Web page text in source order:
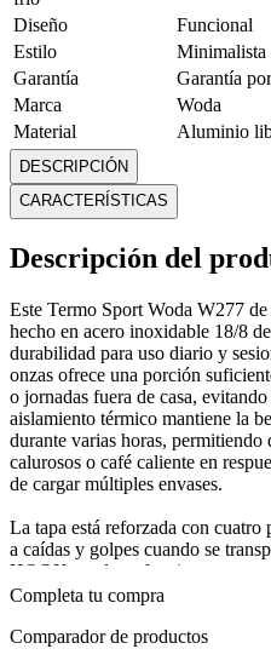
Diseño
Funcional
Estilo
Minimalista
Garantía
Garantía
Marca
Woda
Material
Aluminio
Medidas
Modelo
Unidades
1
DESCRIPCIÓN
CARACTERÍSTICAS
Descripción del
Este Termo Sport Woda W277
hecho en acero inoxidable 18/8
durabilidad para uso diario y
onzas ofrece una porción
o jornadas fuera de casa,
aislamiento térmico mantiene la
durante varias horas,
calurosos o café caliente en
de cargar múltiples envases.
La tapa está reforzada con cuatro
a caídas y golpes cuando se
HOOK en el asa funciona como
fácilmente en la mochila, cinturón
borde para evitar desgaste.
Completa tu compra
Comparador de productos